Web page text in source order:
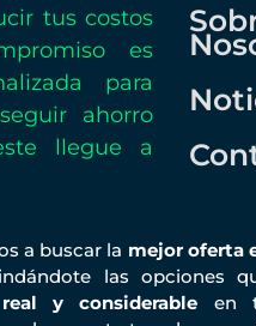
tus costos
es
para
ahorro
llegue a
a buscar la mejor oferta
las opciones
y considerable en